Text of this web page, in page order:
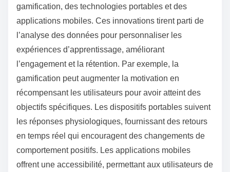
gamification, des technologies portables et des
applications mobiles. Ces innovations tirent parti de
l’analyse des données pour personnaliser les
expériences d’apprentissage, améliorant
l’engagement et la rétention. Par exemple, la
gamification peut augmenter la motivation en
récompensant les utilisateurs pour avoir atteint des
objectifs spécifiques. Les dispositifs portables suivent
les réponses physiologiques, fournissant des retours
en temps réel qui encouragent des changements de
comportement positifs. Les applications mobiles
offrent une accessibilité, permettant aux utilisateurs de